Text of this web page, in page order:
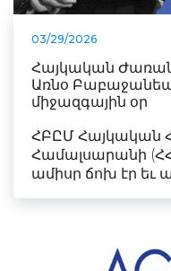
03/29/2026
Հայկական
Առնօ
միջազգային օր
ՀԲԸՄ Հայկական
Համալսարանի
ամիսը ճոխ էր եւ